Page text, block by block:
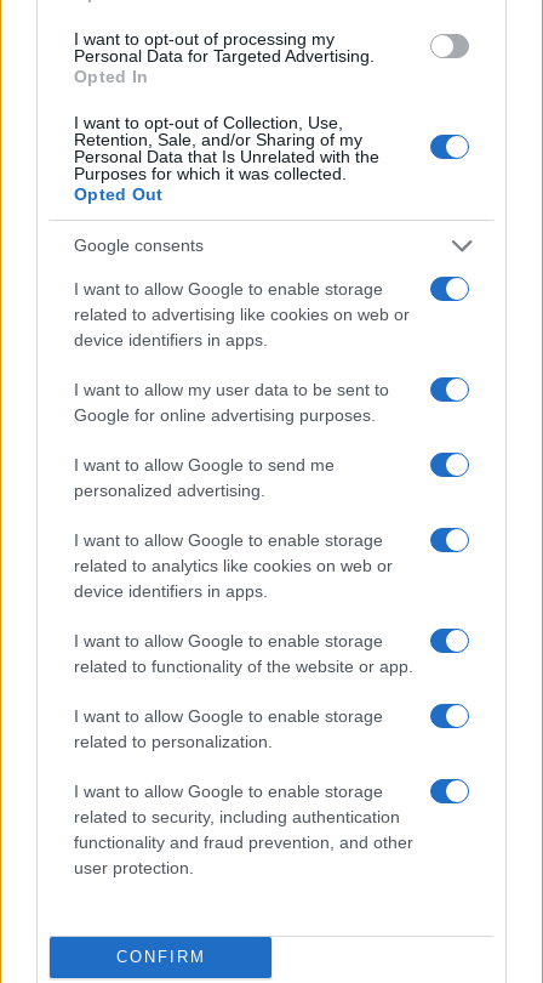
I want to opt-out of processing my
Personal Data for Targeted Advertising.
Opted In
I want to opt-out of Collection, Use,
Retention, Sale, and/or Sharing of my
Personal Data that Is Unrelated with the
Purposes for which it was collected.
Opted Out
Google consents
I want to allow Google to enable storage
related to advertising like cookies on web or
device identifiers in apps.
I want to allow my user data to be sent to
Google for online advertising purposes.
I want to allow Google to send me
personalized advertising.
I want to allow Google to enable storage
related to analytics like cookies on web or
device identifiers in apps.
I want to allow Google to enable storage
related to functionality of the website or app.
I want to allow Google to enable storage
related to personalization.
I want to allow Google to enable storage
related to security, including authentication
functionality and fraud prevention, and other
user protection.
CONFIRM
Szombaton kezdődik és október 14-ig tart a vadon élő rókák őszi
veszettség elleni vakcinázása, ezért az érintett térségekben
ennek kezdetétől számított 21 napig ebzárlatot és legeltetési
tilalmat rendel el az illetékes járási főállatorvos - közölte a
Nemzeti Élelmiszerlánc-biztonsági Hivatal (Nébih) szerdán az
MTI-vel.
HÍRLEVÉL
E-mail cím
adatvédelmi
szabályzatot!
Országos hírek
Megérkezett az eső a Duna vízgyűjtőjére